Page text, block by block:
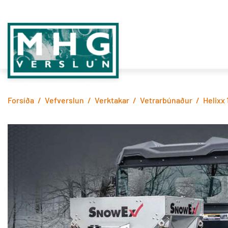
í
efni
MHG
Forsíða / Vefverslun / Verktakar / Vetrarbúnaður / Helixx